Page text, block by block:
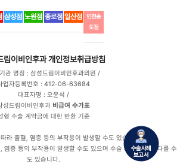
삼성점 노원점 종로점 일산점
인천송
도점
림이비인후과 개인정보취급방침
관 명칭 : 삼성드림이비인후과의원 /
업자등록번호 : 412-06-63684
대표자명 : 오윤석 /
성드림이비인후과 비급여 수가표
형 수술 계약금에 대한 반환 기준
라 출혈, 염증 등의 부작용이 발생할 수도 있습니다.
증 등의 부작용이 발생할 수도 있으며 수술 후 만족도는 다를 수
도 있습니다.